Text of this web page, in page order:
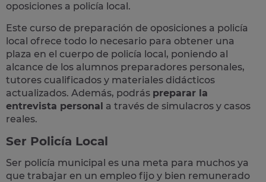
oposiciones a policía local.
Este curso de preparación de oposiciones a policía
local ofrece todo lo necesario para obtener una
plaza en el cuerpo de policía local, poniendo al
alcance de los alumnos preparadores personales,
tutores cualificados y materiales didácticos
actualizados. Además, podrás preparar la
entrevista personal a través de simulacros y casos
reales.
Ser Policía Local
Ser policía municipal es una meta para muchos ya
que trabajar en un empleo fijo y bien remunerado